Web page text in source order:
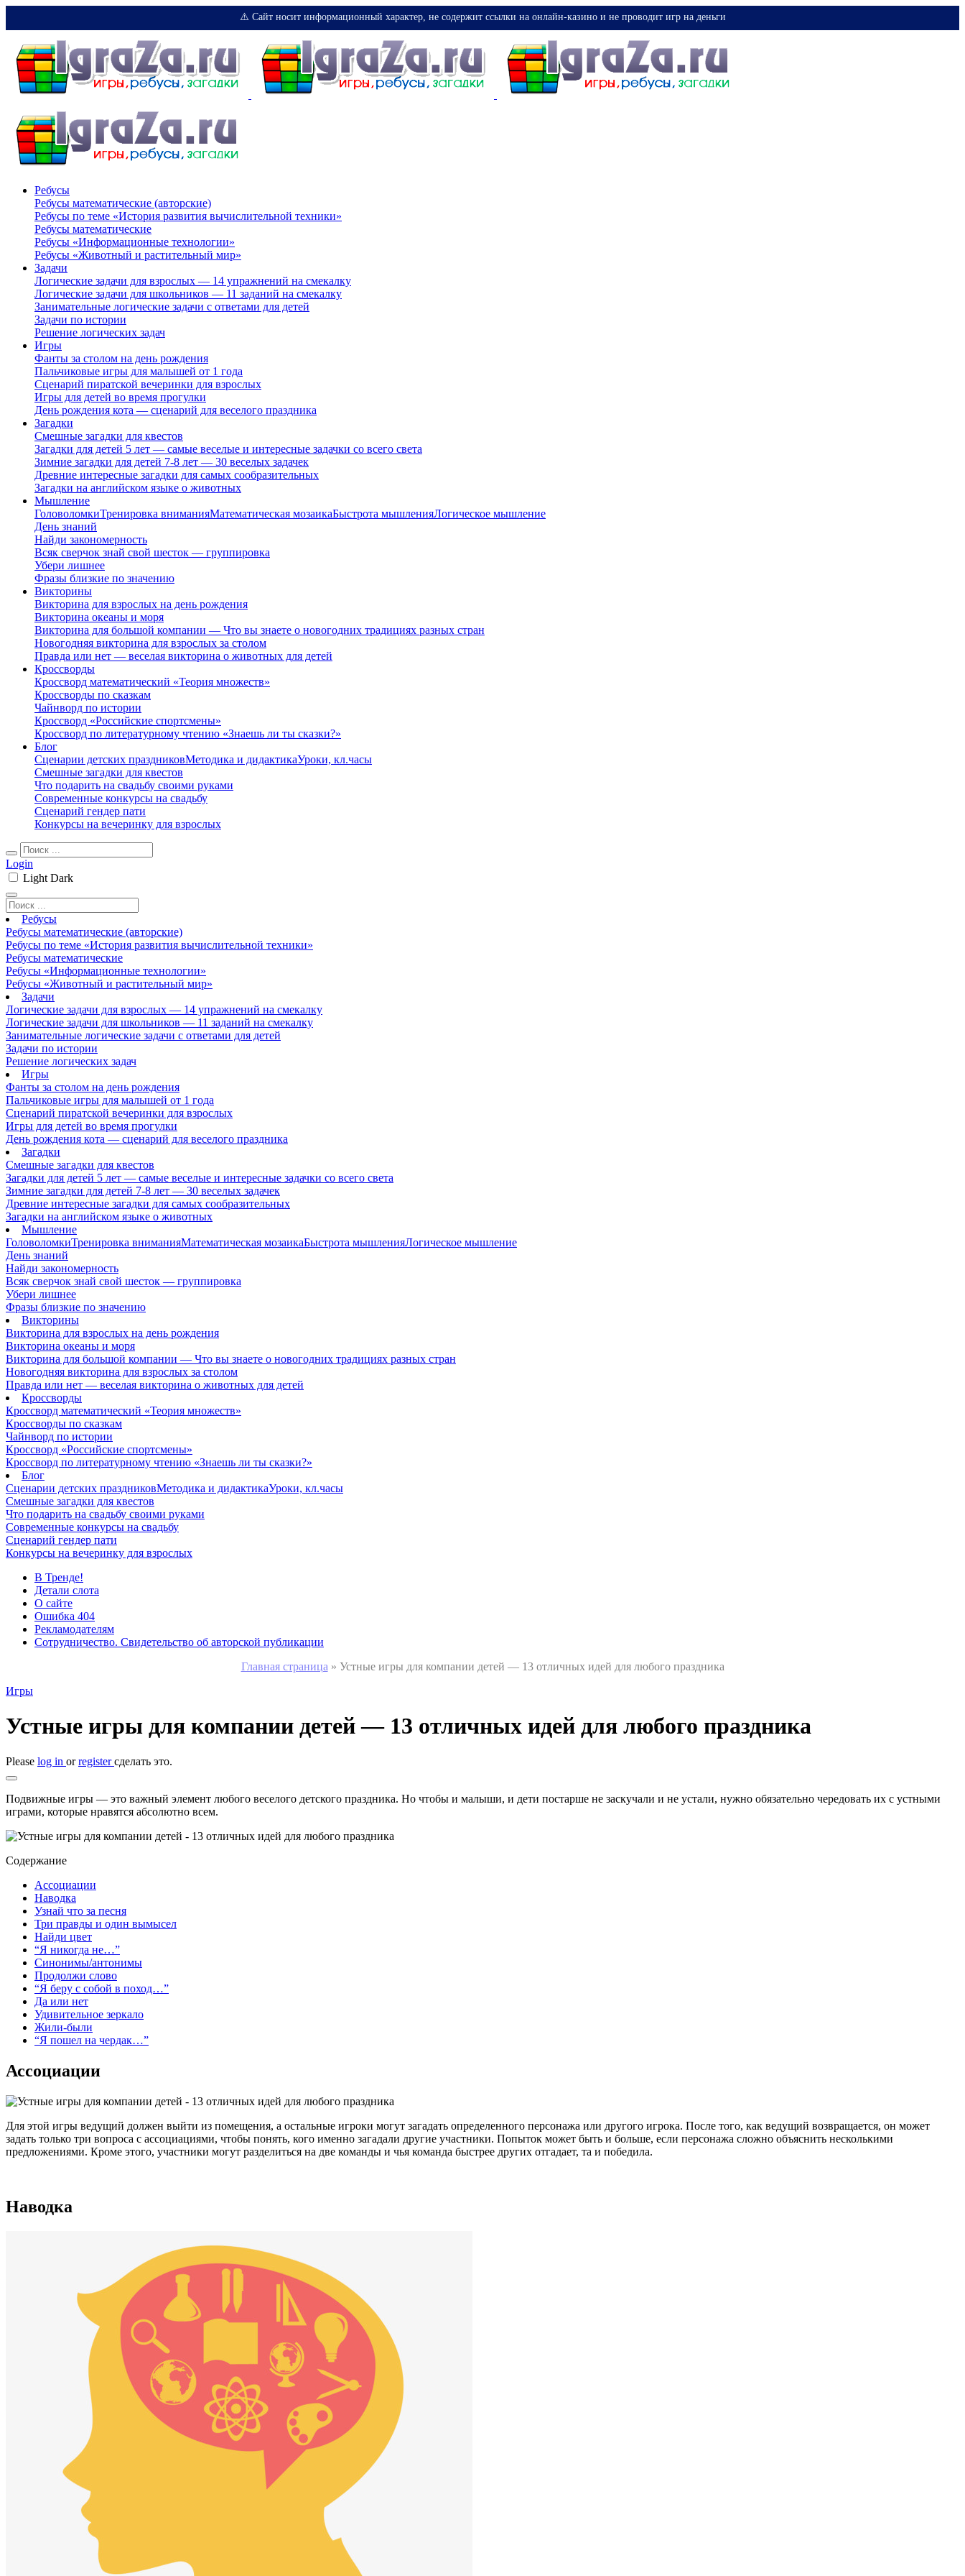
⚠️ Сайт носит информационный характер, не содержит ссылки на онлайн-казино и не проводит игр на деньги
Ребусы
Ребусы математические (авторские)
Ребусы по теме «История развития вычислительной техники»
Ребусы математические
Ребусы «Информационные технологии»
Ребусы «Животный и растительный мир»
Задачи
Логические задачи для взрослых — 14 упражнений на смекалку
Логические задачи для школьников — 11 заданий на смекалку
Занимательные логические задачи с ответами для детей
Задачи по истории
Решение логических задач
Игры
Фанты за столом на день рождения
Пальчиковые игры для малышей от 1 года
Сценарий пиратской вечеринки для взрослых
Игры для детей во время прогулки
День рождения кота — сценарий для веселого праздника
Загадки
Смешные загадки для квестов
Загадки для детей 5 лет — самые веселые и интересные задачки со всего света
Зимние загадки для детей 7-8 лет — 30 веселых задачек
Древние интересные загадки для самых сообразительных
Загадки на английском языке о животных
Мышление
ГоловоломкиТренировка вниманияМатематическая мозаикаБыстрота мышленияЛогическое мышление
День знаний
Найди закономерность
Всяк сверчок знай свой шесток — группировка
Убери лишнее
Фразы близкие по значению
Викторины
Викторина для взрослых на день рождения
Викторина океаны и моря
Викторина для большой компании — Что вы знаете о новогодних традициях разных стран
Новогодняя викторина для взрослых за столом
Правда или нет — веселая викторина о животных для детей
Кроссворды
Кроссворд математический «Теория множеств»
Кроссворды по сказкам
Чайнворд по истории
Кроссворд «Российские спортсмены»
Кроссворд по литературному чтению «Знаешь ли ты сказки?»
Блог
Сценарии детских праздниковМетодика и дидактикаУроки, кл.часы
Смешные загадки для квестов
Что подарить на свадьбу своими руками
Современные конкурсы на свадьбу
Сценарий гендер пати
Конкурсы на вечеринку для взрослых
Login
Light Dark
Ребусы
Ребусы математические (авторские)
Ребусы по теме «История развития вычислительной техники»
Ребусы математические
Ребусы «Информационные технологии»
Ребусы «Животный и растительный мир»
Задачи
Логические задачи для взрослых — 14 упражнений на смекалку
Логические задачи для школьников — 11 заданий на смекалку
Занимательные логические задачи с ответами для детей
Задачи по истории
Решение логических задач
Игры
Фанты за столом на день рождения
Пальчиковые игры для малышей от 1 года
Сценарий пиратской вечеринки для взрослых
Игры для детей во время прогулки
День рождения кота — сценарий для веселого праздника
Загадки
Смешные загадки для квестов
Загадки для детей 5 лет — самые веселые и интересные задачки со всего света
Зимние загадки для детей 7-8 лет — 30 веселых задачек
Древние интересные загадки для самых сообразительных
Загадки на английском языке о животных
Мышление
ГоловоломкиТренировка вниманияМатематическая мозаикаБыстрота мышленияЛогическое мышление
День знаний
Найди закономерность
Всяк сверчок знай свой шесток — группировка
Убери лишнее
Фразы близкие по значению
Викторины
Викторина для взрослых на день рождения
Викторина океаны и моря
Викторина для большой компании — Что вы знаете о новогодних традициях разных стран
Новогодняя викторина для взрослых за столом
Правда или нет — веселая викторина о животных для детей
Кроссворды
Кроссворд математический «Теория множеств»
Кроссворды по сказкам
Чайнворд по истории
Кроссворд «Российские спортсмены»
Кроссворд по литературному чтению «Знаешь ли ты сказки?»
Блог
Сценарии детских праздниковМетодика и дидактикаУроки, кл.часы
Смешные загадки для квестов
Что подарить на свадьбу своими руками
Современные конкурсы на свадьбу
Сценарий гендер пати
Конкурсы на вечеринку для взрослых
В Тренде!
Детали слота
О сайте
Ошибка 404
Рекламодателям
Сотрудничество. Свидетельство об авторской публикации
Главная страница » Устные игры для компании детей — 13 отличных идей для любого праздника
Игры
Устные игры для компании детей — 13 отличных идей для любого праздника
Please log in orregisterсделать это.
Подвижные игры — это важный элемент любого веселого детского праздника. Но чтобы и малыши, и дети постарше не заскучали и не устали, нужно обязательно чередовать их с устными
играми, которые нравятся абсолютно всем.
Содержание
Ассоциации
Наводка
Узнай что за песня
Три правды и один вымысел
Найди цвет
“Я никогда не…”
Синонимы/антонимы
Продолжи слово
“Я беру с собой в поход…”
Да или нет
Удивительное зеркало
Жили-были
“Я пошел на чердак…”
Ассоциации
Для этой игры ведущий должен выйти из помещения, а остальные игроки могут загадать определенного персонажа или другого игрока. После того, как ведущий возвращается, он может
задать только три вопроса с ассоциациями, чтобы понять, кого именно загадали другие участники. Попыток может быть и больше, если персонажа сложно объяснить несколькими
предложениями. Кроме этого, участники могут разделиться на две команды и чья команда быстрее других отгадает, та и победила.
Наводка